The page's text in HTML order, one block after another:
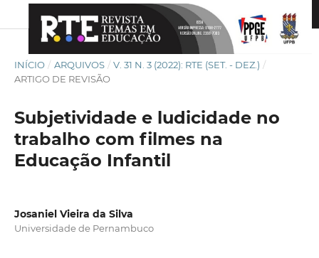
INÍCIO / ARQUIVOS / V. 31 N. 3 (2022): RTE (SET. - DEZ.) /
ARTIGO DE REVISÃO
Subjetividade e ludicidade no
trabalho com filmes na
Educação Infantil
Josaniel Vieira da Silva
Universidade de Pernambuco